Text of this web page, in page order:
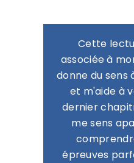
Cette
associée à
donne du sens
et m'aide à
dernier
me sens
épreuves